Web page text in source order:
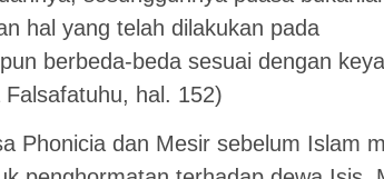
hal yang telah dilakukan pada
berbeda-beda sesuai dengan
Falsafatuhu, hal. 152)
Phonicia dan Mesir sebelum Islam